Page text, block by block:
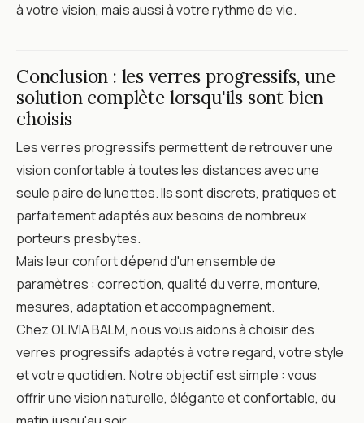
à votre vision, mais aussi à votre rythme de vie.
Conclusion : les verres progressifs, une
solution complète lorsqu'ils sont bien
choisis
Les verres progressifs permettent de retrouver une
vision confortable à toutes les distances avec une
seule paire de lunettes. Ils sont discrets, pratiques et
parfaitement adaptés aux besoins de nombreux
porteurs presbytes.
Mais leur confort dépend d'un ensemble de
paramètres : correction, qualité du verre, monture,
mesures, adaptation et accompagnement.
Chez OLIVIA BALM, nous vous aidons à choisir des
verres progressifs adaptés à votre regard, votre style
et votre quotidien. Notre objectif est simple : vous
offrir une vision naturelle, élégante et confortable, du